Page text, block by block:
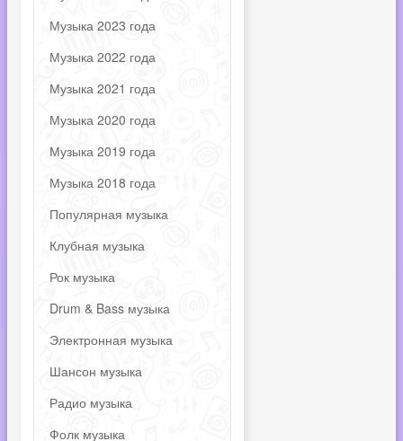
Музыка 2023 года
Музыка 2022 года
Музыка 2021 года
Музыка 2020 года
Музыка 2019 года
Музыка 2018 года
Популярная музыка
Клубная музыка
Рок музыка
Drum & Bass музыка
Электронная музыка
Шансон музыка
Радио музыка
Фолк музыка